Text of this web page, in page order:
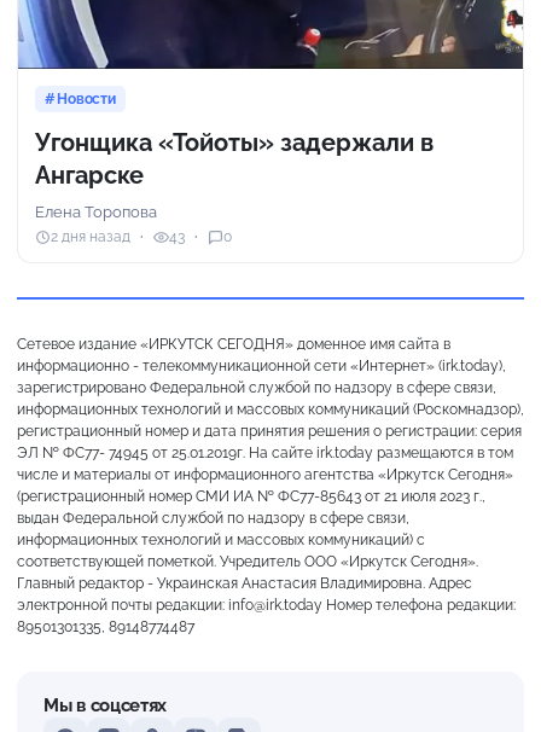
Новости
Угонщика «Тойоты» задержали в
Ангарске
Елена Торопова
2 дня назад 43 0
Сетевое издание «ИРКУТСК СЕГОДНЯ» доменное имя сайта в
информационно - телекоммуникационной сети «Интернет» (irk.today),
зарегистрировано Федеральной службой по надзору в сфере связи,
информационных технологий и массовых коммуникаций (Роскомнадзор),
регистрационный номер и дата принятия решения о регистрации: серия
ЭЛ № ФС77- 74945 от 25.01.2019г. На сайте irk.today размещаются в том
числе и материалы от информационного агентства «Иркутск Сегодня»
(регистрационный номер СМИ ИА № ФС77-85643 от 21 июля 2023 г.,
выдан Федеральной службой по надзору в сфере связи,
информационных технологий и массовых коммуникаций) с
соответствующей пометкой. Учредитель ООО «Иркутск Сегодня».
Главный редактор - Украинская Анастасия Владимировна. Адрес
электронной почты редакции: info@irk.today Номер телефона редакции:
89501301335, 89148774487
Мы в соцсетях